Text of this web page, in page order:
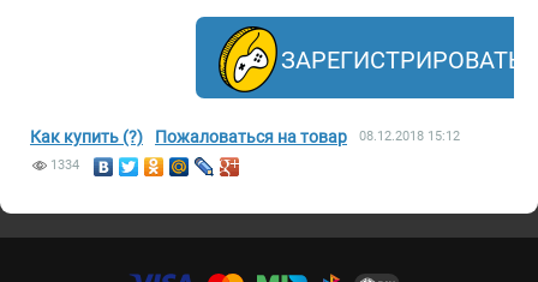
Как купить (?) Пожаловаться на товар 08.12.2018 15:12
1334